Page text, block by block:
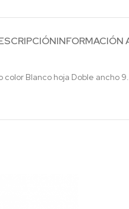
INFORMACIÓN
Blanco hoja Doble ancho